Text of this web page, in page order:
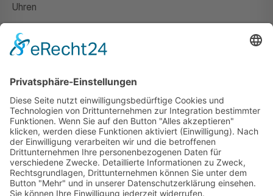
Uhren
Susanne Steiger
Geschäfte
Newsletter
Kontakt